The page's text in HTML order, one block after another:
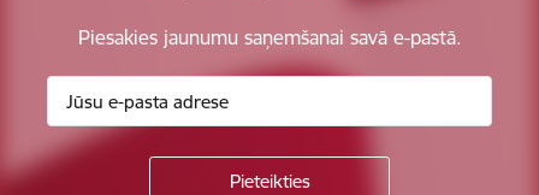
Piesakies jaunumu saņemšanai savā e-pastā.